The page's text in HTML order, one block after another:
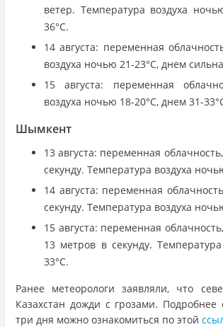
ветер. Температура воздуха
36°C.
14 августа: переменная
воздуха ночью 21-23°C, днем
15 августа: переменная
воздуха ночью 18-20°C, днем 31-
Шымкент
13 августа: переменная
секунду. Температура воздуха
14 августа: переменная
секунду. Температура воздуха
15 августа: переменная
13 метров в секунду.
33°C.
Ранее метеорологи заявляли, что
Казахстан дожди с грозами.
три дня можно ознакомиться по этой